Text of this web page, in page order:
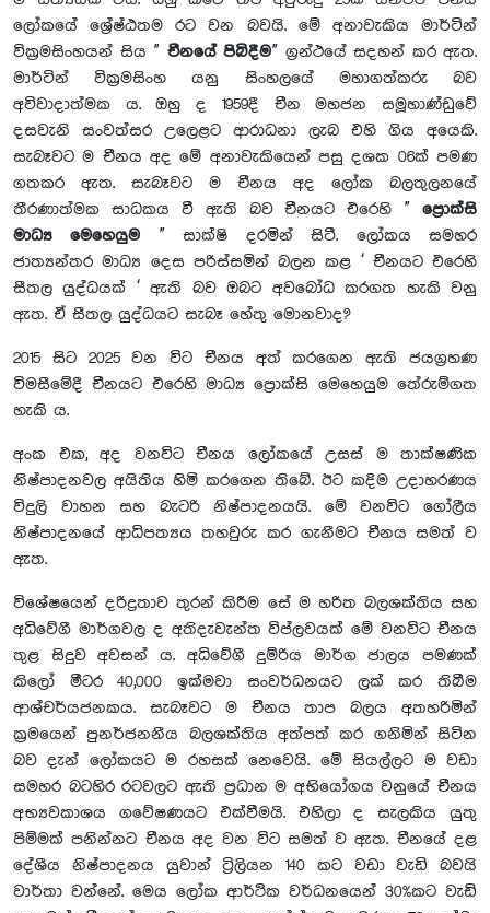
ලෝකයේ ශ්‍රේෂ්ඨතම රට වන බවයි. මේ අනාවැකිය මාර්ටින්
වික්‍රමසිංහයන් සිය ” චීනයේ පිබිදීම” ග්‍රන්ථයේ සදහන් කර ඇත.
මාර්ටින් වික්‍රමසිංහ යනු සිංහලයේ මහාගත්කරු බව
අවිවාදාත්මක ය. ඔහු ද 1959දී චීන මහජන සමූහාණ්ඩුවේ
දසවැනි සංවත්සර උලෙළට ආරාධනා ලැබ එහි ගිය අයෙකි.
සැබෑවට ම චීනය අද මේ අනාවැකියෙන් පසු දශක 06ක් පමණ
ගතකර ඇත. සැබෑවට ම චීනය අද ලෝක බලතුලනයේ
තීරණාත්මක සාධකය වී ඇති බව චීනයට එරෙහි ” ප්‍රොක්සි
මාධ්‍ය මෙහෙයුම ” සාක්ෂි දරමින් සිටී. ලෝකය සමහර
ජාත්‍යන්තර මාධ්‍ය දෙස පරිස්සමින් බලන කළ ‘ චීනයට එරෙහි
සීතල යුද්ධයක් ‘ ඇති බව ඔබට අවබෝධ කරගත හැකි වනු
ඇත. ඒ සීතල යුද්ධයට සැබෑ හේතු මොනවාද?
2015 සිට 2025 වන විට චීනය අත් කරගෙන ඇති ජයග්‍රහණ
විමසීමේදී චීනයට එරෙහි මාධ්‍ය ප්‍රොක්සි මෙහෙයුම තේරුම්ගත
හැකි ය.
අංක එක, අද වනවිට චීනය ලෝකයේ උසස් ම තාක්ෂණික
නිෂ්පාදනවල අයිතිය හිමි කරගෙන තිබේ. ඊට කදිම උදාහරණය
විදුලි වාහන සහ බැටරි නිෂ්පාදනයයි. මේ වනවිට ගෝලීය
නිෂ්පාදනයේ ආධිපත්‍යය තහවුරු කර ගැනීමට චීනය සමත් ව
ඇත.
විශේෂයෙන් දරිද්‍රතාව තුරන් කිරීම සේ ම හරිත බලශක්තිය සහ
අධිවේගී මාර්ගවල ද අතිදැවැන්ත විප්ලවයක් මේ වනවිට චීනය
තුළ සිදුව අවසන් ය. අධිවේගී දුම්රිය මාර්ග ජාලය පමණක්
කිලෝ මීටර 40,000 ඉක්මවා සංවර්ධනයට ලක් කර තිබීම
ආශ්චර්යජනකය. සැබෑවට ම චීනය තාප බලය අතහරිමින්
ක්‍රමයෙන් පුනර්ජනනීය බලශක්තිය අත්පත් කර ගනිමින් සිටින
බව දැන් ලෝකයට ම රහසක් නෙවෙයි. මේ සියල්ලට ම වඩා
සමහර බටහිර රටවලට ඇති ප්‍රධාන ම අභියෝගය වනුයේ චීනය
අභ්‍යවකාශය ගවේෂණයට එක්වීමයි. එහිලා ද සැලකිය යුතු
පිම්මක් පනින්නට චීනය අද වන විට සමත් ව ඇත. චීනයේ දළ
දේශීය නිෂ්පාදනය යුවාන් ට්‍රිලියන 140 කට වඩා වැඩි බවයි
වාර්තා වන්නේ. මෙය ලෝක ආර්ථික වර්ධනයෙන් 30%කට වැඩි